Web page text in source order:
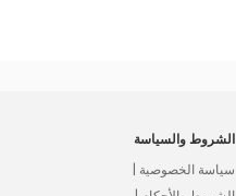
الشروط والسياسة
سياسة الخصوصية |